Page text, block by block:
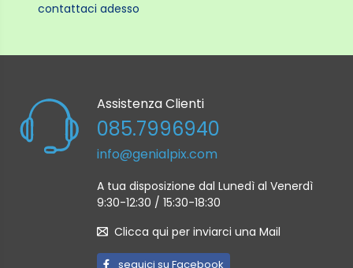
contattaci adesso
Assistenza Clienti
085.7996940
info@genialpix.com
A tua disposizione dal Lunedì al Venerdì
9:30-12:30 / 15:30-18:30
Clicca qui per inviarci una Mail
seguici su Facebook